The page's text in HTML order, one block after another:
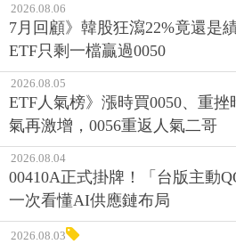
2026.08.06
7月回顧》韓股狂瀉22%竟還是
ETF只剩一檔贏過0050
2026.08.05
ETF人氣榜》漲時買0050、重挫
氣再激增，0056重返人氣二哥
2026.08.04
00410A正式掛牌！「台版主動
一次看懂AI供應鏈布局
2026.08.03